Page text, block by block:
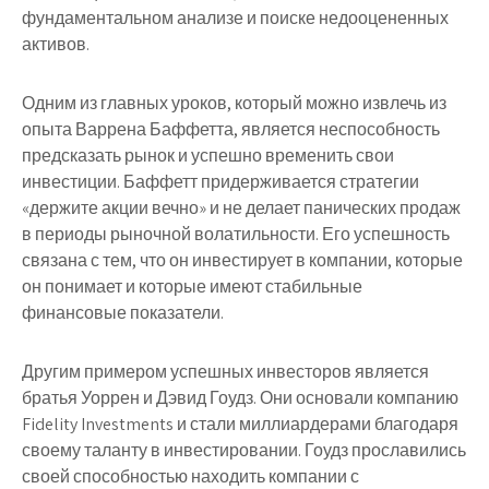
фундаментальном анализе и поиске недооцененных
активов.
Одним из главных уроков, который можно извлечь из
опыта Варрена Баффетта, является неспособность
предсказать рынок и успешно временить свои
инвестиции. Баффетт придерживается стратегии
«держите акции вечно» и не делает панических продаж
в периоды рыночной волатильности. Его успешность
связана с тем, что он инвестирует в компании, которые
он понимает и которые имеют стабильные
финансовые показатели.
Другим примером успешных инвесторов является
братья Уоррен и Дэвид Гоудз. Они основали компанию
Fidelity Investments и стали миллиардерами благодаря
своему таланту в инвестировании. Гоудз прославились
своей способностью находить компании с